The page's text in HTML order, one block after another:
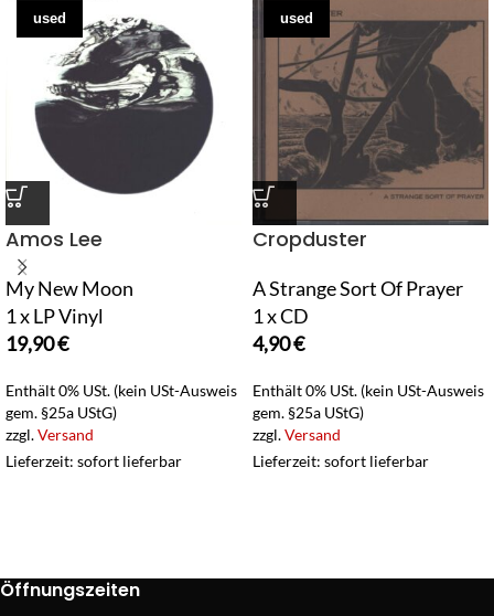
used
Amos Lee
My New Moon
1 x LP Vinyl
19,90€
Enthält 0% USt. (kein USt-Ausweis
gem. §25a UStG)
zzgl.Versand
Lieferzeit: sofort lieferbar
used
Cropduster
A Strange Sort Of Prayer
1 x CD
4,90€
Enthält 0% USt. (kein USt-Ausweis
gem. §25a UStG)
zzgl.Versand
Lieferzeit: sofort lieferbar
Öffnungszeiten